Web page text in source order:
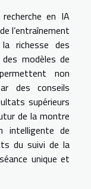
en IA
l’entraînement
richesse des
modèles de
non
des conseils
supérieurs
de la montre
intelligente de
du suivi de la
unique et